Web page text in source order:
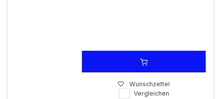
Wunschzettel
Vergleichen